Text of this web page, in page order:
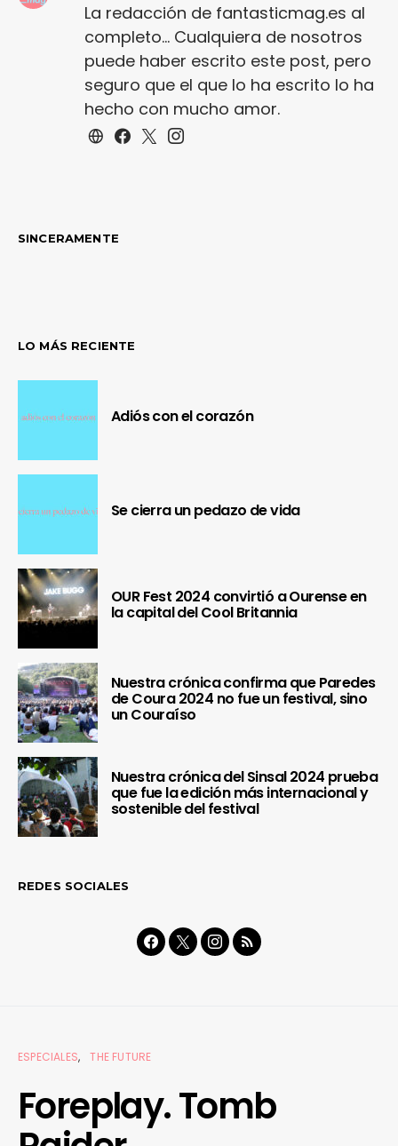
La redacción de fantasticmag.es al
completo... Cualquiera de nosotros
puede haber escrito este post, pero
seguro que el que lo ha escrito lo ha
hecho con mucho amor.
SINCERAMENTE
LO MÁS RECIENTE
Adiós con el corazón
Se cierra un pedazo de vida
OUR Fest 2024 convirtió a Ourense en
la capital del Cool Britannia
Nuestra crónica confirma que Paredes
de Coura 2024 no fue un festival, sino
un Couraíso
Nuestra crónica del Sinsal 2024 prueba
que fue la edición más internacional y
sostenible del festival
REDES SOCIALES
ESPECIALES THE FUTURE
Foreplay. Tomb